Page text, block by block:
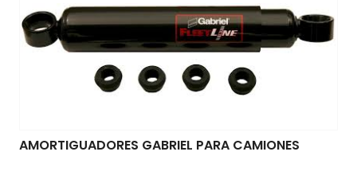
AMORTIGUADORES GABRIEL PARA CAMIONES